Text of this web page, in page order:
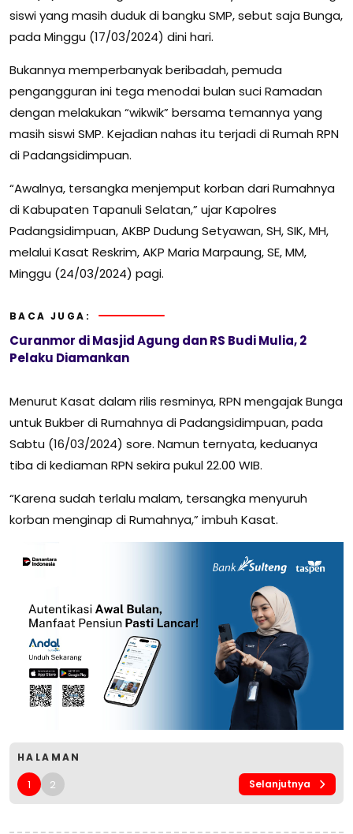
siswi yang masih duduk di bangku SMP, sebut saja Bunga,
pada Minggu (17/03/2024) dini hari.
Bukannya memperbanyak beribadah, pemuda
pengangguran ini tega menodai bulan suci Ramadan
dengan melakukan “wikwik” bersama temannya yang
masih siswi SMP. Kejadian nahas itu terjadi di Rumah RPN
di Padangsidimpuan.
“Awalnya, tersangka menjemput korban dari Rumahnya
di Kabupaten Tapanuli Selatan,” ujar Kapolres
Padangsidimpuan, AKBP Dudung Setyawan, SH, SIK, MH,
melalui Kasat Reskrim, AKP Maria Marpaung, SE, MM,
Minggu (24/03/2024) pagi.
BACA JUGA:
Curanmor di Masjid Agung dan RS Budi Mulia, 2
Pelaku Diamankan
Menurut Kasat dalam rilis resminya, RPN mengajak Bunga
untuk Bukber di Rumahnya di Padangsidimpuan, pada
Sabtu (16/03/2024) sore. Namun ternyata, keduanya
tiba di kediaman RPN sekira pukul 22.00 WIB.
“Karena sudah terlalu malam, tersangka menyuruh
korban menginap di Rumahnya,” imbuh Kasat.
HALAMAN
1 2 Selanjutnya